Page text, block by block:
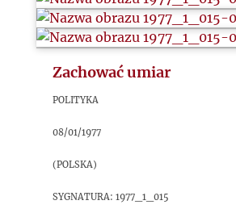
Zachować umiar
Polityka
08/01/1977
(Polska)
sygnatura: 1977_1_015